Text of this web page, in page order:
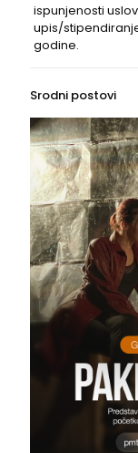
ispunjenosti
upis/
godine.
Srodni postovi